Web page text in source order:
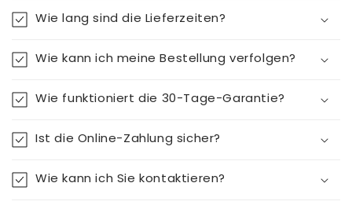
Wie lang sind die Lieferzeiten?
Wie kann ich meine Bestellung verfolgen?
Wie funktioniert die 30-Tage-Garantie?
Ist die Online-Zahlung sicher?
Wie kann ich Sie kontaktieren?